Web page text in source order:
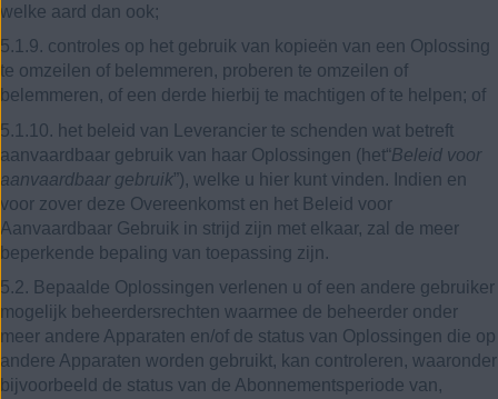
welke aard dan ook;
5.1.9. controles op het gebruik van kopieën van een Oplossing
te omzeilen of belemmeren, proberen te omzeilen of
belemmeren, of een derde hierbij te machtigen of te helpen; of
5.1.10. het beleid van Leverancier te schenden wat betreft
aanvaardbaar gebruik van haar Oplossingen (het“Beleid voor
aanvaardbaar gebruik”), welke u hier kunt vinden. Indien en
voor zover deze Overeenkomst en het Beleid voor
Aanvaardbaar Gebruik in strijd zijn met elkaar, zal de meer
beperkende bepaling van toepassing zijn.
5.2. Bepaalde Oplossingen verlenen u of een andere gebruiker
mogelijk beheerdersrechten waarmee de beheerder onder
meer andere Apparaten en/of de status van Oplossingen die op
andere Apparaten worden gebruikt, kan controleren, waaronder
bijvoorbeeld de status van de Abonnementsperiode van,